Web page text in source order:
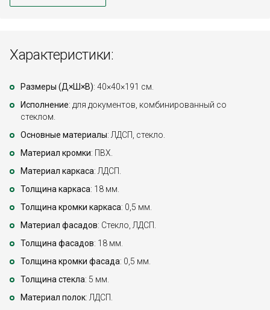
Характеристики:
Размеры (Д×Ш×В): 40×40×191 см.
Исполнение: для документов, комбинированный со
стеклом.
Основные материалы: ЛДСП, стекло.
Материал кромки: ПВХ.
Материал каркаса: ЛДСП.
Толщина каркаса: 18 мм.
Толщина кромки каркаса: 0,5 мм.
Материал фасадов: Стекло, ЛДСП.
Толщина фасадов: 18 мм.
Толщина кромки фасада: 0,5 мм.
Толщина стекла: 5 мм.
Материал полок: ЛДСП.